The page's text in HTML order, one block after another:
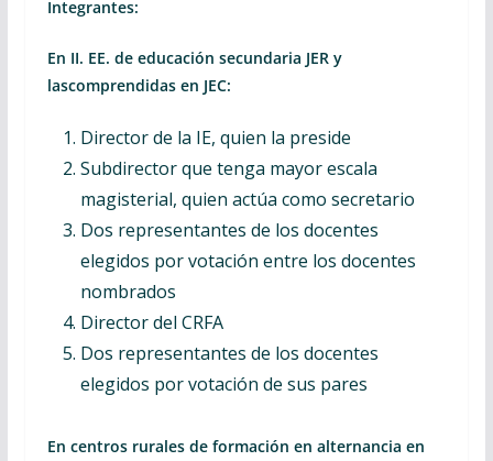
Integrantes:
En II. EE. de educación secundaria JER y
lascomprendidas en JEC:
Director de la IE, quien la preside
Subdirector que tenga mayor escala
magisterial, quien actúa como secretario
Dos representantes de los docentes
elegidos por votación entre los docentes
nombrados
Director del CRFA
Dos representantes de los docentes
elegidos por votación de sus pares
En centros rurales de formación en alternancia en